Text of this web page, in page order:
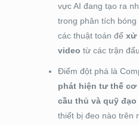
vực AI đang tạo ra
trong phân tích
các thuật toán để xử
video từ các trận
Điểm đột phá là
phát hiện tư thế
cầu thủ và quỹ đạo
thiết bị đeo nào trên